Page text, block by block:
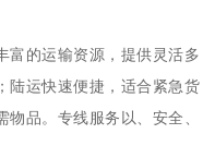
富的运输资源，提供灵活多
陆运快速便捷，适合紧急货
品。专线服务以、安全、